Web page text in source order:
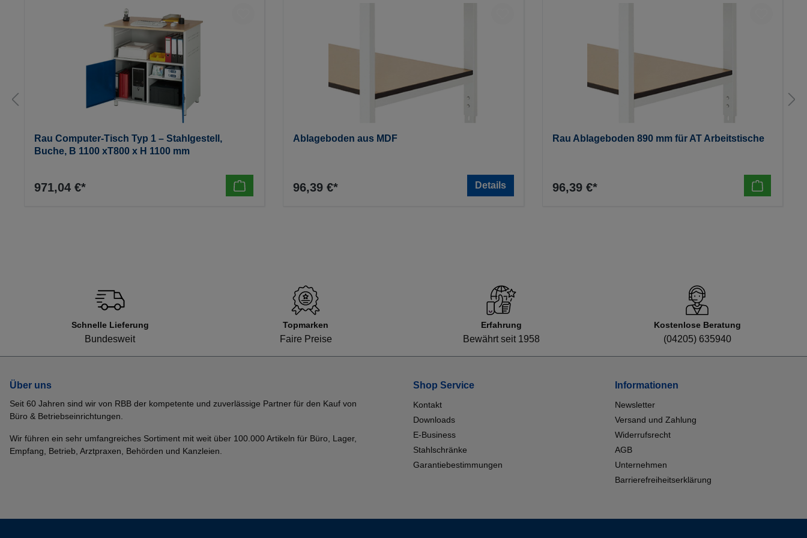
Rau Computer-Tisch Typ 1 – Stahlgestell,
Buche, B 1100 xT800 x H 1100 mm
971,04 €*
Ablageboden aus MDF
96,39 €* Details
Rau Ablageboden 890 mm für AT Arbeitstische
96,39 €*
Schnelle Lieferung
Bundesweit
Topmarken
Faire Preise
Erfahrung
Bewährt seit 1958
Kostenlose Beratung
(04205) 635940
Über uns
Seit 60 Jahren sind wir von RBB der kompetente und zuverlässige Partner für den Kauf von
Büro & Betriebseinrichtungen.
Wir führen ein sehr umfangreiches Sortiment mit weit über 100.000 Artikeln für Büro, Lager,
Empfang, Betrieb, Arztpraxen, Behörden und Kanzleien.
Shop Service
Kontakt
Downloads
E-Business
Stahlschränke
Garantiebestimmungen
Informationen
Newsletter
Versand und Zahlung
Widerrufsrecht
AGB
Unternehmen
Barrierefreiheitserklärung